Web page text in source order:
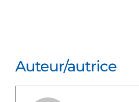
Auteur/autrice